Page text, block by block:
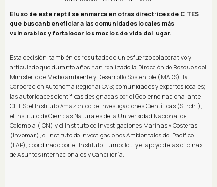
El uso de este reptil se enmarca en otras directrices de CITES
que buscan beneficiar a las comunidades locales más
vulnerables y fortalecer los medios de vida del lugar.
Esta decisión, también es resultado de un esfuerzo colaborativo y
articulado que durante años han realizado la Dirección de Bosques del
Ministerio de Medio ambiente y Desarrollo Sostenible (MADS); la
Corporación Autónoma Regional CVS; comunidades y expertos locales;
las autoridades científicas designadas por el Gobierno nacional ante
CITES: el Instituto Amazónico de Investigaciones Científicas (Sinchi),
el Instituto de Ciencias Naturales de la Universidad Nacional de
Colombia (ICN) y el Instituto de Investigaciones Marinas y Costeras
(Invemar), el Instituto de Investigaciones Ambientales del Pacífico
(IIAP), coordinado por el Instituto Humboldt; y el apoyo de las oficinas
de Asuntos Internacionales y Cancillería.